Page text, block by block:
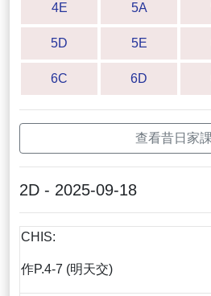
4E 5A
5D 5E
6C 6D
查看昔日家
2D - 2025-09-18
CHIS:
作P.4-7 (明天交)